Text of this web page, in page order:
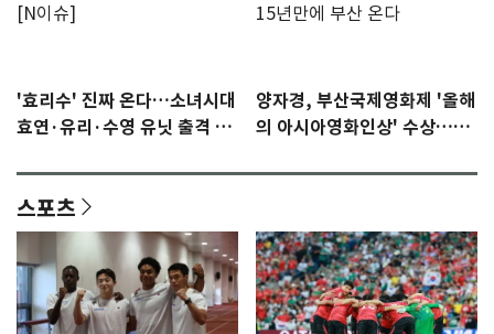
'효리수' 진짜 온다…소녀시대
효연·유리·수영 유닛 출격 [N
양자경, 부산국제영화제 '올해
의 아시아영화인상' 수상…15
스포츠